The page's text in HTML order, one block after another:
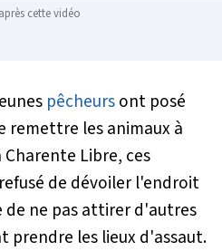
cette vidéo
pêcheursont posé
remettre les animaux à
Libre, ces
de dévoiler l'endroit
ne pas attirer d'autres
prendre les lieux d'assaut.